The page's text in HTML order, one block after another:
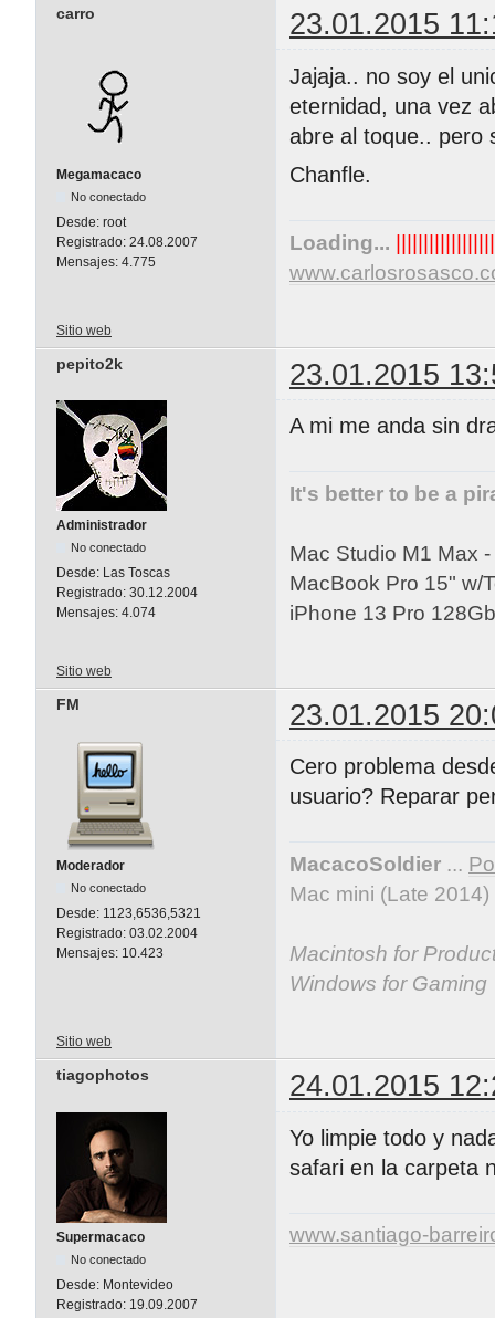
carro 23.01.2015
Megamacaco
No conectado
Desde: root
Registrado: 24.08.2007
Mensajes: 4.775
Jajaja.. no soy el
eternidad, una vez
abre al toque.. pero
Chanfle.
Loading...
Sitio web
pepito2k 23.01.2015
Administrador
No conectado
Desde: Las Toscas
Registrado: 30.12.2004
Mensajes: 4.074
A mi me anda sin
It's better to be a
Mac Studio M1 Max
MacBook Pro 15" w/
iPhone 13 Pro
Sitio web
FM 23.01.2015
Moderador
No conectado
Desde: 1123,6536,5321
Registrado: 03.02.2004
Mensajes: 10.423
Cero problema
usuario? Reparar
MacacoSoldier ...
Mac mini (Late
Macintosh for
Windows for Gaming
Sitio web
tiagophotos 24.01.2015
Supermacaco
No conectado
Desde: Montevideo
Registrado: 19.09.2007
Yo limpie todo y
safari en la carpeta
www.santiago-